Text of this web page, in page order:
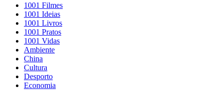
1001 Filmes
1001 Ideias
1001 Livros
1001 Pratos
1001 Vidas
Ambiente
China
Cultura
Desporto
Economia